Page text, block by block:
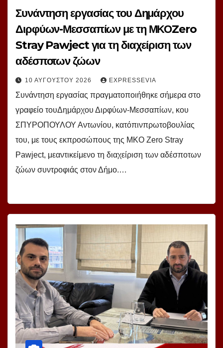
Συνάντηση εργασίας του Δημάρχου
Διρφύων-Μεσσαπίων με τη ΜΚΟZero
Stray Pawject για τη διαχείριση των
αδέσποτων ζώων
10 ΑΥΓΟΎΣΤΟΥ 2026 EXPRESSEVIA
Συνάντηση εργασίας πραγματοποιήθηκε σήμερα στο
γραφείο τουΔημάρχου Διρφύων-Μεσσαπίων, κου
ΣΠΥΡΟΠΟΥΛΟΥ Αντωνίου, κατόπινπρωτοβουλίας
του, με τους εκπροσώπους της ΜΚΟ Zero Stray
Pawject, μεαντικείμενο τη διαχείριση των αδέσποτων
ζώων συντροφιάς στον Δήμο.…